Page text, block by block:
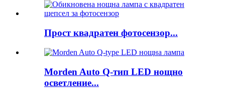
Прост квадратен фотосензор...
Morden Auto Q-тип LED нощно
осветление...